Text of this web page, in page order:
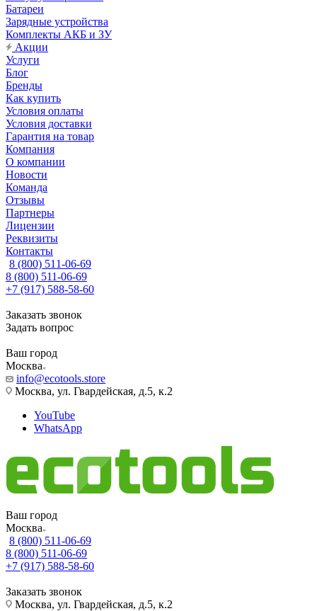
Батареи
Зарядные устройства
Комплекты АКБ и ЗУ
Акции
Услуги
Блог
Бренды
Как купить
Условия оплаты
Условия доставки
Гарантия на товар
Компания
О компании
Новости
Команда
Отзывы
Партнеры
Лицензии
Реквизиты
Контакты
8 (800) 511-06-69
8 (800) 511-06-69
+7 (917) 588-58-60
Заказать звонок
Задать вопрос
Ваш город
Москва
info@ecotools.store
Москва, ул. Гвардейская, д.5, к.2
YouTube
WhatsApp
Ваш город
Москва
8 (800) 511-06-69
8 (800) 511-06-69
+7 (917) 588-58-60
Заказать звонок
Москва, ул. Гвардейская, д.5, к.2